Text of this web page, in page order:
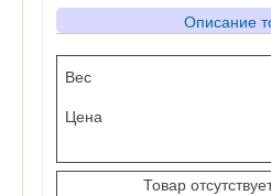
Описание
Вес
Цена
Кол-во
Товар